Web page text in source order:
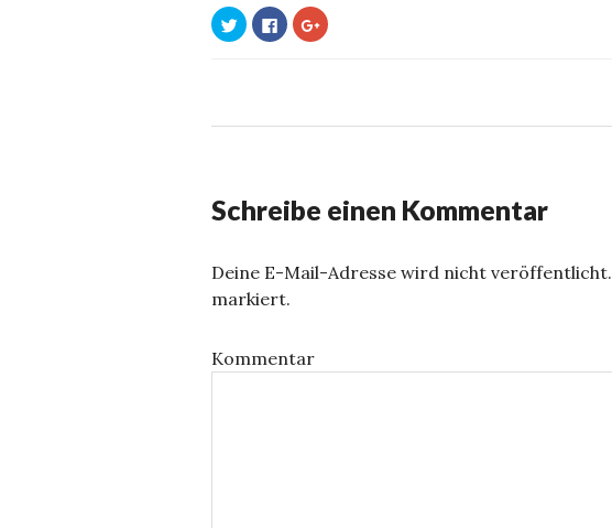
KLICK,
UM
ÜBER
NEUEM
KLICK,
UM
AUF
NEUEM
ZUM
TEILEN
FENSTER
Schreibe einen Kommentar
Deine E-Mail-Adresse wird nicht veröffentlicht.
markiert.
Kommentar